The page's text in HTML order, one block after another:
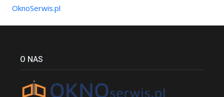
OknoSerwis.pl
O NAS